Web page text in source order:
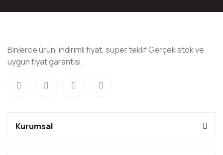
Binlerce ürün, indirimli fiyat, süper teklif Gerçek stok ve
uygun fiyat garantisi.
Kurumsal